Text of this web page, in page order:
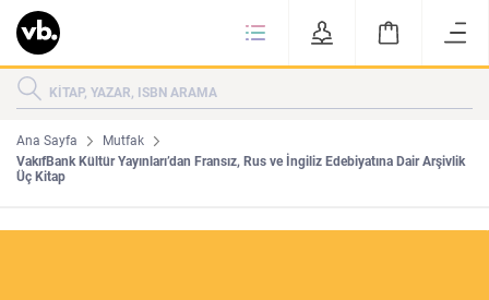
KATEGORİLER
KİTAPLAR
ÇOK SATANLAR
Ana Sayfa
Mutfak
VakıfBank Kültür Yayınları’dan Fransız, Rus ve İngiliz Edebiyatına Dair Arşivlik
Üç Kitap